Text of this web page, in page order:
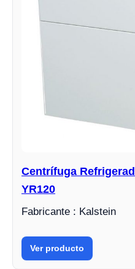
Centrífuga
YR120
Fabricante : Kalstein
Ver producto